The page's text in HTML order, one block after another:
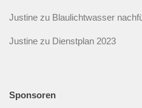
Justine zu Blaulichtwasser
Justine zu Dienstplan 2023
Sponsoren